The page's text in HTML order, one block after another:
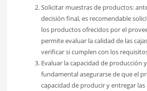
Solicitar muestras de productos:
decisión final, es recomendable
los productos ofrecidos por el
permite evaluar la calidad de las
verificar si cumplen con los
Evaluar la capacidad de producción
fundamental asegurarse de que el
capacidad de producir y entregar las